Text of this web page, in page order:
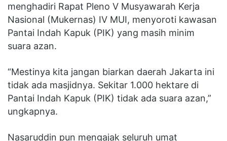
menghadiri Rapat Pleno V Musyawarah Kerja
Nasional (Mukernas) IV MUI, menyoroti kawasan
Pantai Indah Kapuk (PIK) yang masih minim
suara azan.
“Mestinya kita jangan biarkan daerah Jakarta ini
tidak ada masjidnya. Sekitar 1.000 hektare di
Pantai Indah Kapuk (PIK) tidak ada suara azan,”
ungkapnya.
Nasaruddin pun mengajak seluruh umat